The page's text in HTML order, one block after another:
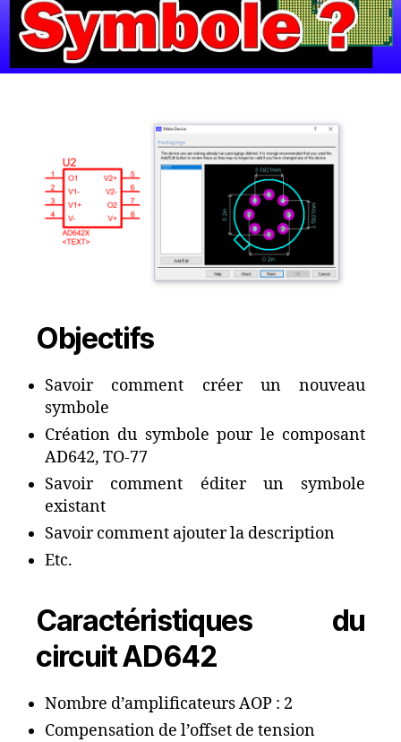
Objectifs
Savoir comment créer un nouveau
symbole
Création du symbole pour le composant
AD642, TO-77
Savoir comment éditer un symbole
existant
Savoir comment ajouter la description
Etc.
Caractéristiques du
circuit AD642
Nombre d’amplificateurs AOP : 2
Compensation de l’offset de tension